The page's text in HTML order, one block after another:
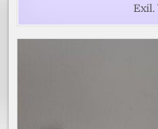
Exil.